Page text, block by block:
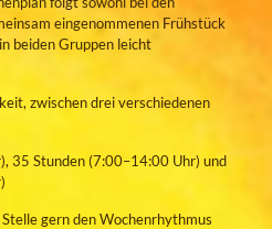
eingenommenen Frühstück
beiden Gruppen leicht
zwischen drei verschiedenen
35 Stunden (7:00–14:00 Uhr) und
gern den Wochenrhythmus